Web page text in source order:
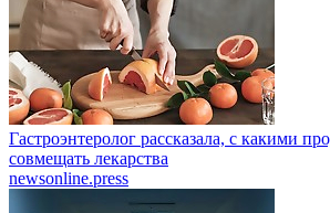
Гастроэнтеролог рассказала, с какими
совмещать лекарства
newsonline.press